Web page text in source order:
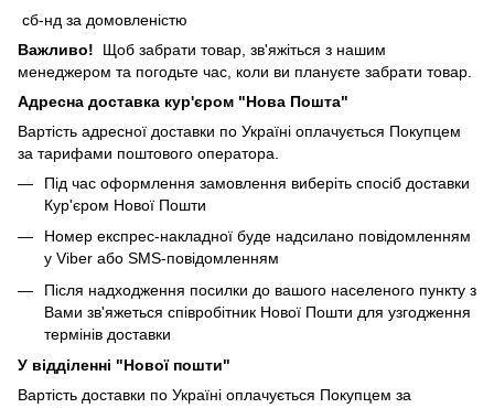
сб-нд за домовленістю
Важливо!
Щоб забрати товар, зв'яжіться з нашим
менеджером та погодьте час, коли ви плануєте забрати товар.
Адресна доставка кур'єром "Нова Пошта"
Вартість адресної доставки по Україні оплачується Покупцем
за тарифами поштового оператора.
Під час оформлення замовлення виберіть спосіб доставки
Кур'єром Нової Пошти
Номер експрес-накладної буде надсилано повідомленням
у Viber або SMS-повідомленням
Після надходження посилки до вашого населеного пункту з
Вами зв'яжеться співробітник Нової Пошти для узгодження
термінів доставки
У відділенні "Нової пошти"
Вартість доставки по Україні оплачується Покупцем за